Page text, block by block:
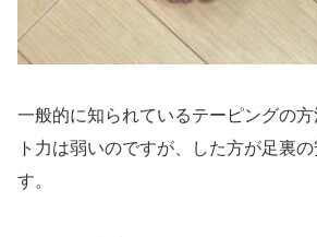
一般的に知られているテーピングの
ト力は弱いのですが、した方が足裏
す。